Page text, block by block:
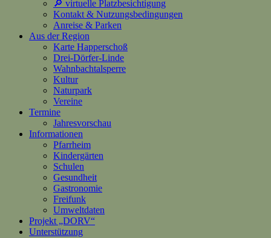
🔎 virtuelle Platzbesichtigung
Kontakt & Nutzungsbedingungen
Anreise & Parken
Aus der Region
Karte Happerschoß
Drei-Dörfer-Linde
Wahnbachtalsperre
Kultur
Naturpark
Vereine
Termine
Jahresvorschau
Informationen
Pfarrheim
Kindergärten
Schulen
Gesundheit
Gastronomie
Freifunk
Umweltdaten
Projekt „DORV“
Unterstützung